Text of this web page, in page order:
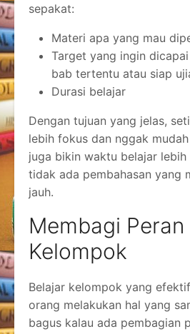
sepakat:
Materi apa yang mau
Target yang ingin
bab tertentu atau siap
Durasi belajar
Dengan tujuan yang jelas,
lebih fokus dan nggak
juga bikin waktu belajar lebih
tidak ada pembahasan yang
jauh.
Membagi Peran
Kelompok
Belajar kelompok yang
orang melakukan hal yang
bagus kalau ada pembagian